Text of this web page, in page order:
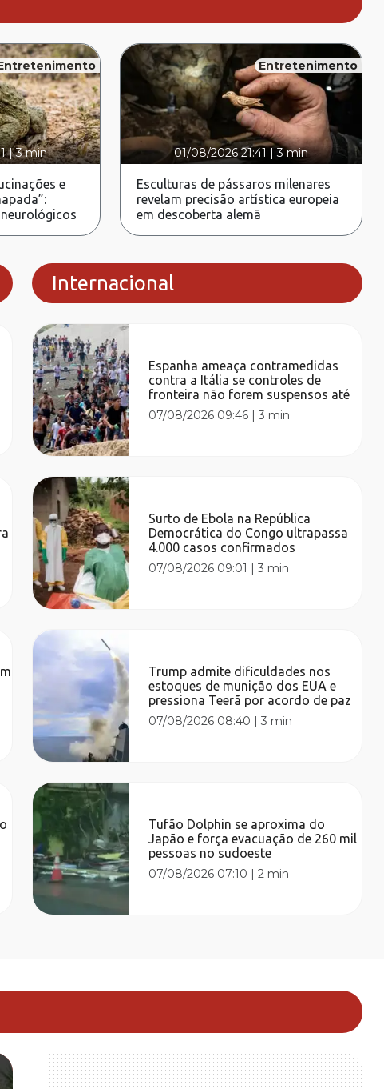
|3 min
e
Entretenimento
01/08/2026 21:41 |3 min
Esculturas de pássaros milenares
revelam precisão artística europeia
em descoberta alemã
Internacional
Espanha ameaça contramedidas
contra a Itália se controles de
fronteira não forem suspensos até
07/08/2026 09:46 |3 min
Surto de Ebola na República
Democrática do Congo ultrapassa
4.000 casos confirmados
07/08/2026 09:01 |3 min
Trump admite dificuldades nos
estoques de munição dos EUA e
pressiona Teerã por acordo de paz
07/08/2026 08:40 |3 min
Tufão Dolphin se aproxima do
Japão e força evacuação de 260 mil
pessoas no sudoeste
07/08/2026 07:10 |2 min